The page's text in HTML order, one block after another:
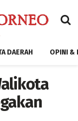
DAERAH OPINI &